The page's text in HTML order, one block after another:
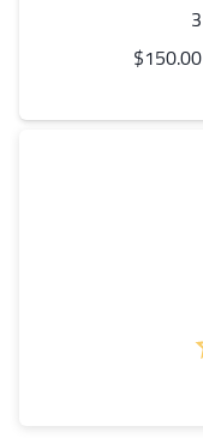
3
$150.00